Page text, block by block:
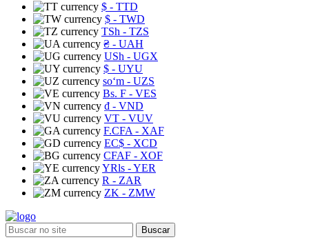
$ - TTD
$ - TWD
TSh - TZS
₴ - UAH
USh - UGX
$ - UYU
soʻm - UZS
Bs. F - VES
₫ - VND
VT - VUV
F.CFA - XAF
EC$ - XCD
CFAF - XOF
YRls - YER
R - ZAR
ZK - ZMW
Buscar